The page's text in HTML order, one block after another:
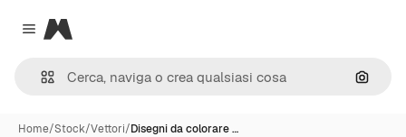
Close menu
Magnific
Cerca
Home/Stock/Vettori/Disegni da colorare …